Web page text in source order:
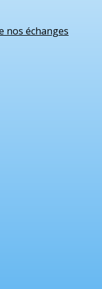
nos échanges